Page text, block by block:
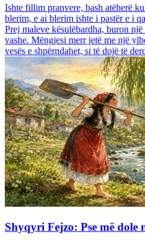
Ishte fillim pranvere, bash atëherë
blerim, e ai blerim ishte i pastër e i
Prej maleve kësulëbardha, buron
vashe. Mëngjesi merr jetë me një
vesës e shpërndahet, si të dojë të
Shyqyri Fejzo: Pse më dole